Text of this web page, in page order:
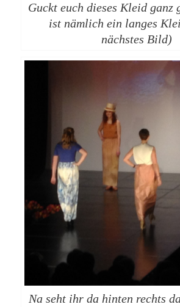
Guckt euch dieses Kleid ganz
ist nämlich ein langes
nächstes Bild)
Na seht ihr da hinten rechts